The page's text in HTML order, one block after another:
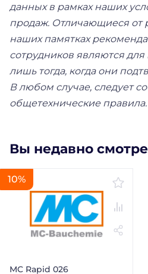
данных в рамках наших
продаж. Отличающиеся от
наших памятках
сотрудников являются
лишь тогда, когда они
В любом случае, следует
общетехнические правила.
Вы недавно
10%
MC Rapid 026